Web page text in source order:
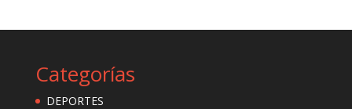
Categorías
DEPORTES